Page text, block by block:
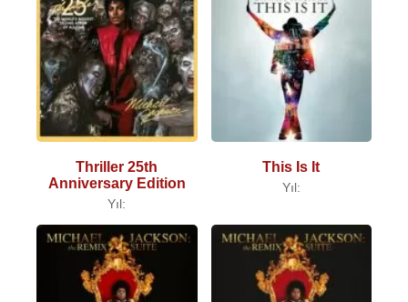
Thriller 25th
Anniversary Edition
Yıl:
This Is It
Yıl: